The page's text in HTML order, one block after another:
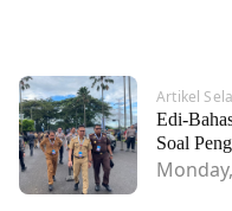
Artikel
Edi-
Soal